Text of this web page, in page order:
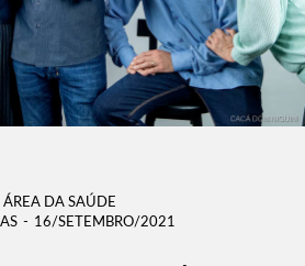
ÁREA DA SAÚDE
16/SETEMBRO/2021